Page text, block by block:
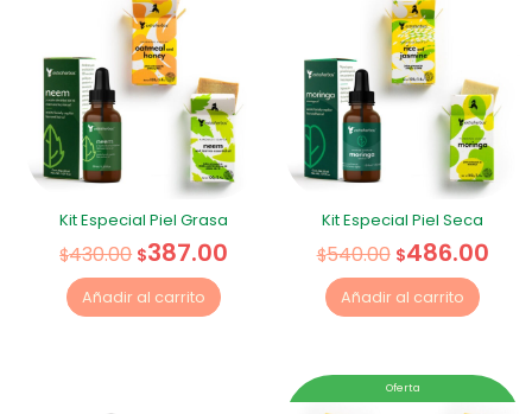
Kit Especial Piel Grasa
$430.00 $387.00
Añadir al carrito
Kit Especial Piel Seca
$540.00 $486.00
Añadir al carrito
Oferta